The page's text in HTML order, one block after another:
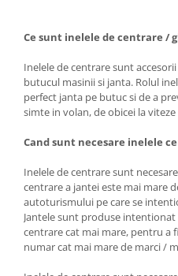
Ce sunt inelele de centrare /
Inelele de centrare sunt
butucul masinii si janta. Rolul
perfect janta pe butuc si de a
simte in volan, de obicei la
Cand sunt necesare inelele
Inelele de centrare sunt
centrare a jantei este mai mare
autoturismului pe care se
Jantele sunt produse
centrare cat mai mare, pentru a
numar cat mai mare de marci /